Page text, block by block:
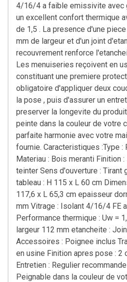
4/16/4 a faible emissivite avec
un excellent confort thermique
de 1,5 . La presence d'une
mm de largeur et d'un joint
recouvrement renforce
Les menuiseries reçoivent en
constituant une premiere
obligatoire d'appliquer deux
la pose , puis d'assurer un
preserver la longevite du
peinte dans la couleur de votre
parfaite harmonie avec votre
fournie. Caracteristiques :Type :
Materiau : Bois meranti Finition
teinter Sens d'ouverture : Tirant
tableau : H 115 x L 60 cm
117,6 x L 65,3 cm epaisseur
mm Vitrage : Isolant 4/16/4 FE
Performance thermique : Uw =
largeur 112 mm etancheite :
Accessoires : Poignee inclus
en usine Finition apres pose : 2
Entretien : Regulier
Peignable dans la couleur de